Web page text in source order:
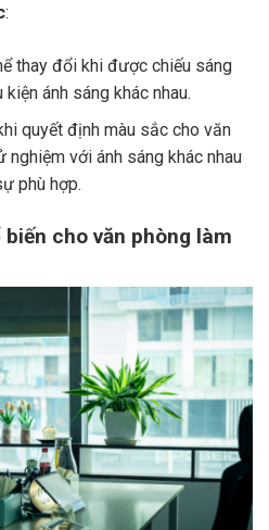
:
thay đổi khi được chiếu sáng
ánh sáng khác nhau.
quyết định màu sắc cho văn
nghiệm với ánh sáng khác nhau
phù hợp.
cho văn phòng làm